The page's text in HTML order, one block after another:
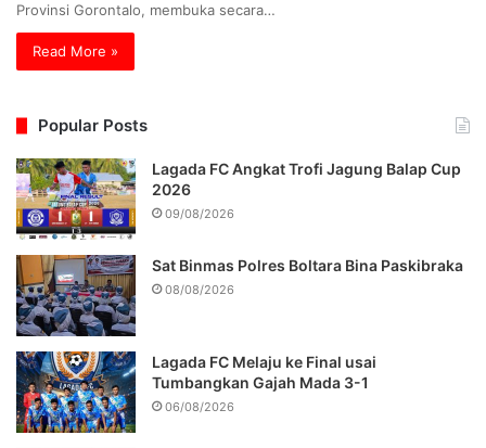
Provinsi Gorontalo, membuka secara…
Read More »
Popular Posts
Lagada FC Angkat Trofi Jagung Balap Cup
2026
09/08/2026
Sat Binmas Polres Boltara Bina Paskibraka
08/08/2026
Lagada FC Melaju ke Final usai
Tumbangkan Gajah Mada 3-1
06/08/2026